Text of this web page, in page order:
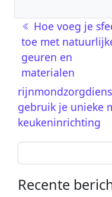
Hoe voeg je
toe met
geuren en
materialen
gebruik je unieke
keukeninrichting
Search for:
Recente